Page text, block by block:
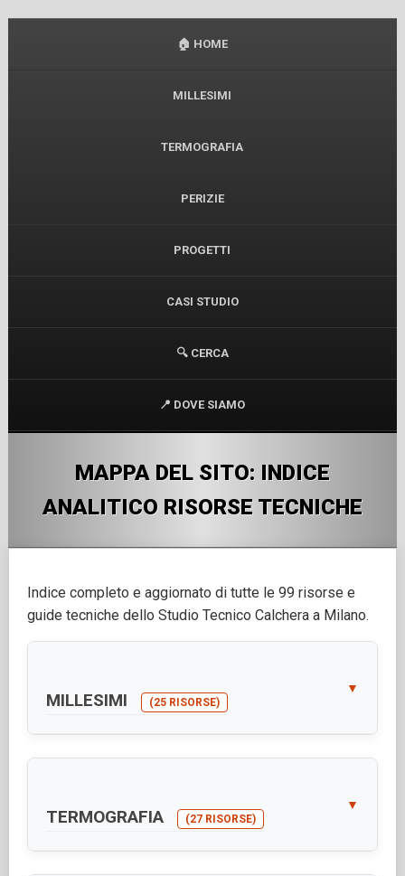
🏠 HOME
MILLESIMI
TERMOGRAFIA
PERIZIE
PROGETTI
CASI STUDIO
🔍 CERCA
📍 DOVE SIAMO
MAPPA DEL SITO: INDICE
ANALITICO RISORSE TECNICHE
Indice completo e aggiornato di tutte le 99 risorse e
guide tecniche dello Studio Tecnico Calchera a Milano.
MILLESIMI (25 RISORSE)
▼
TERMOGRAFIA (27 RISORSE)
▼